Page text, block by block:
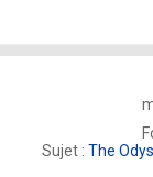
Sujet :The